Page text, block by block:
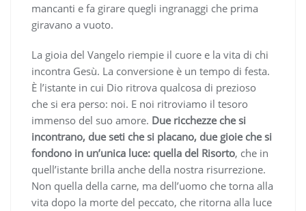
mancanti e fa girare quegli ingranaggi che prima
giravano a vuoto.
La gioia del Vangelo riempie il cuore e la vita di chi
incontra Gesù. La conversione è un tempo di festa.
È l’istante in cui Dio ritrova qualcosa di prezioso
che si era perso: noi. E noi ritroviamo il tesoro
immenso del suo amore. Due ricchezze che si
incontrano, due seti che si placano, due gioie che si
fondono in un’unica luce: quella del Risorto, che in
quell’istante brilla anche della nostra risurrezione.
Non quella della carne, ma dell’uomo che torna alla
vita dopo la morte del peccato, che ritorna alla luce